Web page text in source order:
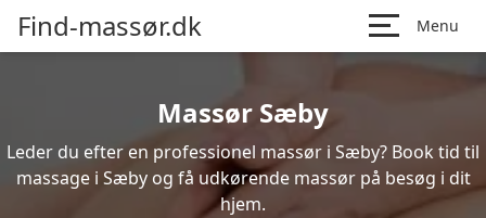
Find-massør.dk Menu
Massør Sæby
Leder du efter en professionel massør i Sæby? Book tid til
massage i Sæby og få udkørende massør på besøg i dit
hjem.